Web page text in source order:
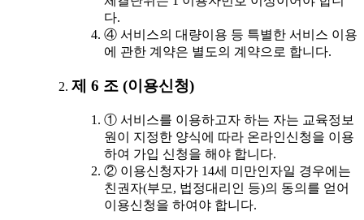
다.
④ 서비스의 대량이용 등 특별한 서비스 이용
에 관한 계약은 별도의 계약으로 합니다.
제 6 조 (이용신청)
① 서비스를 이용하고자 하는 자는 교육정보
원이 지정한 양식에 따라 온라인신청을 이용
하여 가입 신청을 해야 합니다.
② 이용신청자가 14세 미만인자일 경우에는
친권자(부모, 법정대리인 등)의 동의를 얻어
이용신청을 하여야 합니다.